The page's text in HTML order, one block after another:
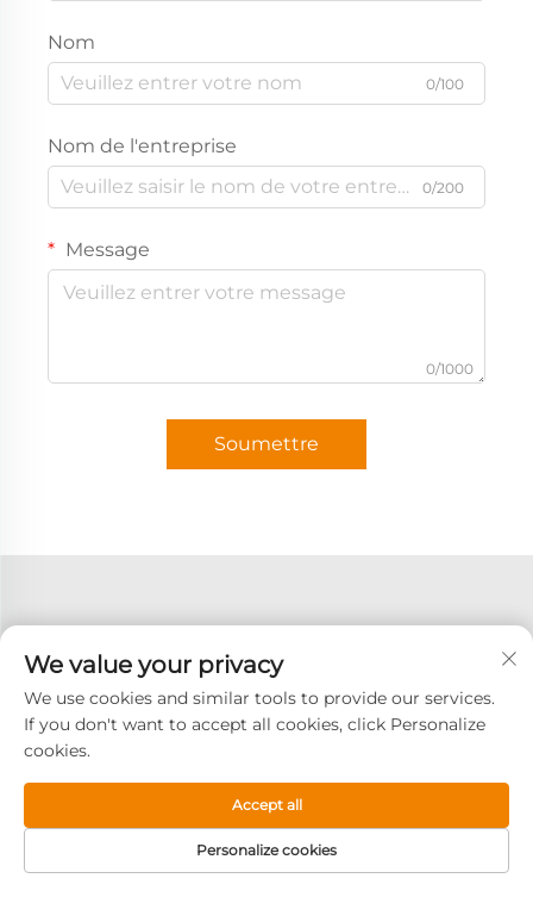
Nom
0/100
Nom de l'entreprise
0/200
Message
0/1000
Soumettre
We value your privacy
We use cookies and similar tools to provide our services.
If you don't want to accept all cookies, click Personalize
cookies.
Personalize cookies
Accept all